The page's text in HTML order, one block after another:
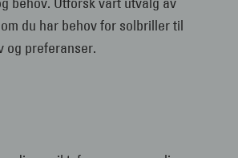
du har behov for solbriller til
og preferanser.